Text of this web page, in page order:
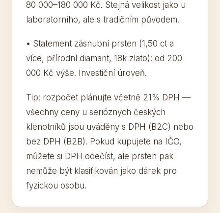
80 000–180 000 Kč. Stejná velikost jako u
laboratorního, ale s tradičním původem.
• Statement zásnubní prsten (1,50 ct a
více, přírodní diamant, 18k zlato): od 200
000 Kč výše. Investiční úroveň.
Tip: rozpočet plánujte včetně 21% DPH —
všechny ceny u serióznych českých
klenotníků jsou uváděny s DPH (B2C) nebo
bez DPH (B2B). Pokud kupujete na IČO,
můžete si DPH odečíst, ale prsten pak
nemůže být klasifikován jako dárek pro
fyzickou osobu.